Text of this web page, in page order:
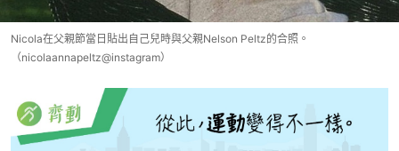
Nicola在父親節當日貼出自己兒時與父親Nelson Peltz的合照。
（nicolaannapeltz@instagram）